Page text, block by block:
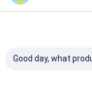
Good day, what